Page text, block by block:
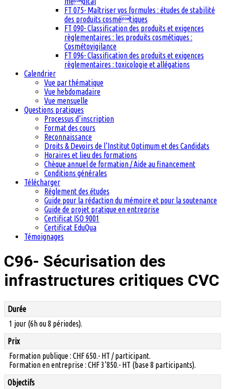
FT 075- Maîtriser vos formules : études de stabilité
des produits cosmétiques
FT 090- Classification des produits et exigences
règlementaires : les produits cosmétiques :
Cosmétovigilance
FT 096- Classification des produits et exigences
règlementaires : toxicologie et allégations
Calendrier
Vue par thématique
Vue hebdomadaire
Vue mensuelle
Questions pratiques
Processus d’inscription
Format des cours
Reconnaissance
Droits & Devoirs de l’Institut Optimum et des Candidats
Horaires et lieu des formations
Chèque annuel de formation / Aide au financement
Conditions générales
Télécharger
Réglement des études
Guide pour la rédaction du mémoire et pour la soutenance
Guide de projet pratique en entreprise
Certificat ISO 9001
Certificat EduQua
Témoignages
C96- Sécurisation des
infrastructures critiques CVC
Durée
1 jour (6h ou 8 périodes).
Prix
Formation publique : CHF 650.- HT / participant.
Formation en entreprise : CHF 3’850.- HT (base 8 participants).
Objectifs